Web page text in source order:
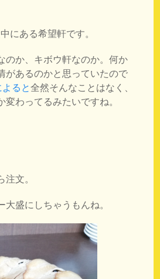
にある希望軒です。
のか、キボウ軒なのか。何か
があるのかと思っていたので
ると全然そんなことはなく、
わってるみたいですね。
文。
盛にしちゃうもんね。